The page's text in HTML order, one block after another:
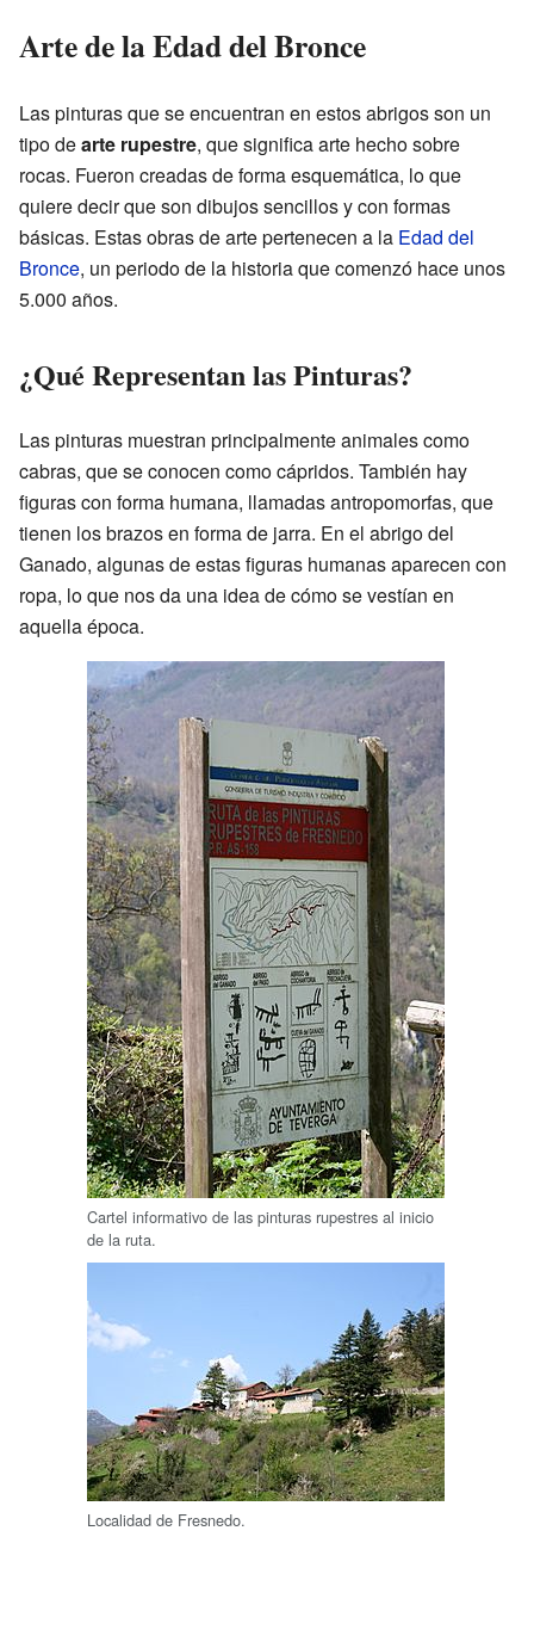
Arte de la Edad del Bronce
Las pinturas que se encuentran en estos abrigos son un
tipo dearte rupestre, que significa arte hecho sobre
rocas. Fueron creadas de forma esquemática, lo que
quiere decir que son dibujos sencillos y con formas
básicas. Estas obras de arte pertenecen a la Edad del
Bronce, un periodo de la historia que comenzó hace unos
5.000 años.
¿Qué Representan las Pinturas?
Las pinturas muestran principalmente animales como
cabras, que se conocen como cápridos. También hay
figuras con forma humana, llamadas antropomorfas, que
tienen los brazos en forma de jarra. En el abrigo del
Ganado, algunas de estas figuras humanas aparecen con
ropa, lo que nos da una idea de cómo se vestían en
aquella época.
Cartel informativo de las pinturas rupestres al inicio
de la ruta.
Localidad de Fresnedo.